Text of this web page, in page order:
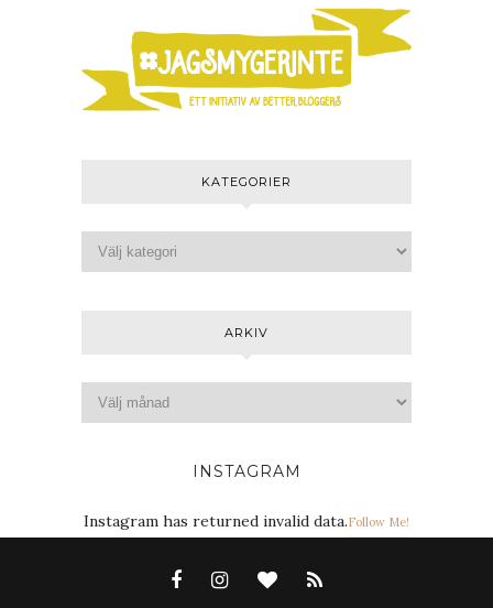
KATEGORIER
ARKIV
INSTAGRAM
Instagram has returned invalid data.Follow Me!